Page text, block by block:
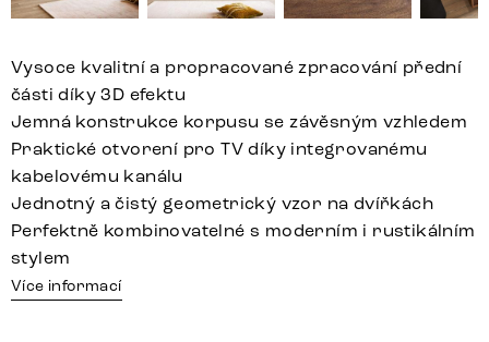
Vysoce kvalitní a propracované zpracování přední
části díky 3D efektu
Jemná konstrukce korpusu se závěsným vzhledem
Praktické otvorení pro TV díky integrovanému
kabelovému kanálu
Jednotný a čistý geometrický vzor na dvířkách
Perfektně kombinovatelné s moderním i rustikálním
stylem
Více informací